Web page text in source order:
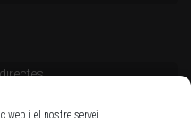
web i el nostre servei.